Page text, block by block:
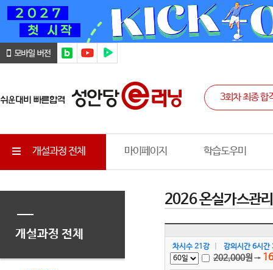
개설과정 전체 마이페이지 학습도우미
개설과정 전체
2026 온실가스관
차시수 21강 강의시간 6시간
202,000원 →